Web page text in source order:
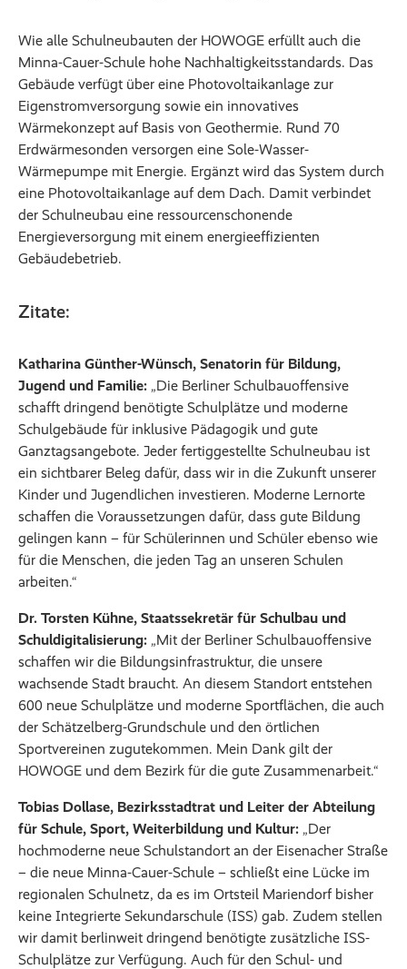
Wie alle Schulneubauten der HOWOGE erfüllt auch die
Minna-Cauer-Schule hohe Nachhaltigkeitsstandards. Das
Gebäude verfügt über eine Photovoltaikanlage zur
Eigenstromversorgung sowie ein innovatives
Wärmekonzept auf Basis von Geothermie. Rund 70
Erdwärmesonden versorgen eine Sole-Wasser-
Wärmepumpe mit Energie. Ergänzt wird das System durch
eine Photovoltaikanlage auf dem Dach. Damit verbindet
der Schulneubau eine ressourcenschonende
Energieversorgung mit einem energieeffizienten
Gebäudebetrieb.
Zitate:
Katharina Günther-Wünsch, Senatorin für Bildung,
Jugend und Familie: „Die Berliner Schulbauoffensive
schafft dringend benötigte Schulplätze und moderne
Schulgebäude für inklusive Pädagogik und gute
Ganztagsangebote. Jeder fertiggestellte Schulneubau ist
ein sichtbarer Beleg dafür, dass wir in die Zukunft unserer
Kinder und Jugendlichen investieren. Moderne Lernorte
schaffen die Voraussetzungen dafür, dass gute Bildung
gelingen kann – für Schülerinnen und Schüler ebenso wie
für die Menschen, die jeden Tag an unseren Schulen
arbeiten.“
Dr. Torsten Kühne, Staatssekretär für Schulbau und
Schuldigitalisierung: „Mit der Berliner Schulbauoffensive
schaffen wir die Bildungsinfrastruktur, die unsere
wachsende Stadt braucht. An diesem Standort entstehen
600 neue Schulplätze und moderne Sportflächen, die auch
der Schätzelberg-Grundschule und den örtlichen
Sportvereinen zugutekommen. Mein Dank gilt der
HOWOGE und dem Bezirk für die gute Zusammenarbeit.“
Tobias Dollase, Bezirksstadtrat und Leiter der Abteilung
für Schule, Sport, Weiterbildung und Kultur: „Der
hochmoderne neue Schulstandort an der Eisenacher Straße
– die neue Minna-Cauer-Schule – schließt eine Lücke im
regionalen Schulnetz, da es im Ortsteil Mariendorf bisher
keine Integrierte Sekundarschule (ISS) gab. Zudem stellen
wir damit berlinweit dringend benötigte zusätzliche ISS-
Schulplätze zur Verfügung. Auch für den Schul- und